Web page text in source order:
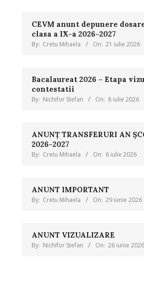
CEVM anunt depunere
clasa a IX-a 2026-2027
By: Cretu Mihaela On: 21 iulie 2026
Bacalaureat 2026 – Etapa
contestatii
By: Nichifor Stefan On: 8 iulie 2026
ANUNȚ TRANSFERURI AN
2026-2027
By: Cretu Mihaela On: 6 iulie 2026
ANUNT IMPORTANT
By: Cretu Mihaela On: 29 iunie 2026
ANUNT VIZUALIZARE
By: Nichifor Stefan On: 26 iunie 2026